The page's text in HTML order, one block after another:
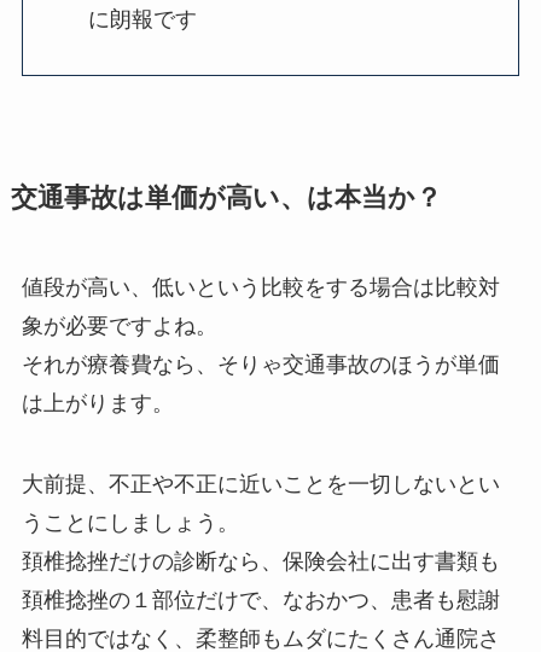
に朗報です
交通事故は単価が高い、は本当か？
値段が高い、低いという比較をする場合は比較対
象が必要ですよね。
それが療養費なら、そりゃ交通事故のほうが単価
は上がります。
大前提、不正や不正に近いことを一切しないとい
うことにしましょう。
頚椎捻挫だけの診断なら、保険会社に出す書類も
頚椎捻挫の１部位だけで、なおかつ、患者も慰謝
料目的ではなく、柔整師もムダにたくさん通院さ